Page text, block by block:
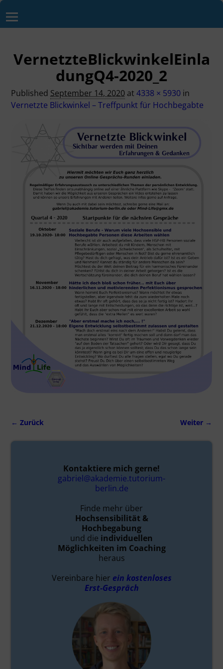
VernetzteBlickwinkelEinla
dungQ4-2020_2
Published September 14, 2020 at4338 × 5930 in
Vernetzte Blickwinkel – Treffpunkt für Hochbegabte
← Zurück Weiter →
Kontaktiere mich gerne!
gabriel@akademie.tutorium-
berlin.de
Finde mehr über
Hochsensibilität &
Hochbegabung
und die individuellen
Möglichkeiten im Coaching
heraus
Vereinbare hier ein kostenloses
Erst-Gespräch